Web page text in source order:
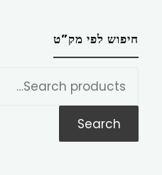
חיפוש לפי מק”ט
Search